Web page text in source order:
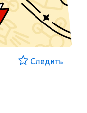
Следить